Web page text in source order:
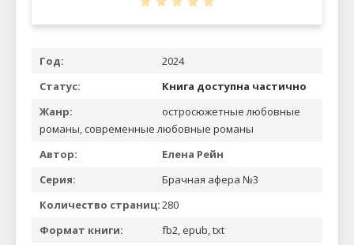
Год:
2024
Статус:
Книга доступна частично
Жанр:
остросюжетные любовные
романы, современные любовные романы
Автор:
Елена Рейн
Серия:
Брачная афера №3
Количество страниц:280
Формат книги:
fb2, epub, txt